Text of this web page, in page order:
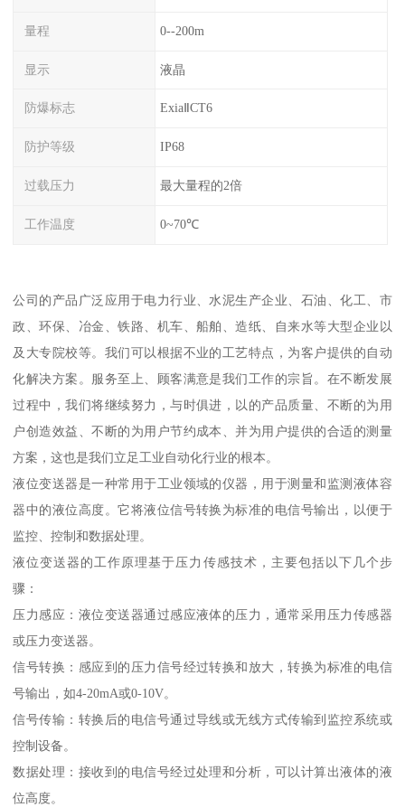
量程 0--200m
显示 液晶
防爆标志 ExiaⅡCT6
防护等级 IP68
过载压力 最大量程的2倍
工作温度 0~70℃
公司的产品广泛应用于电力行业、水泥生产企业、石油、化工、市
政、环保、冶金、铁路、机车、船舶、造纸、自来水等大型企业以
及大专院校等。我们可以根据不业的工艺特点，为客户提供的自动
化解决方案。服务至上、顾客满意是我们工作的宗旨。在不断发展
过程中，我们将继续努力，与时俱进，以的产品质量、不断的为用
户创造效益、不断的为用户节约成本、并为用户提供的合适的测量
方案，这也是我们立足工业自动化行业的根本。
液位变送器是一种常用于工业领域的仪器，用于测量和监测液体容
器中的液位高度。它将液位信号转换为标准的电信号输出，以便于
监控、控制和数据处理。
液位变送器的工作原理基于压力传感技术，主要包括以下几个步
骤：
压力感应：液位变送器通过感应液体的压力，通常采用压力传感器
或压力变送器。
信号转换：感应到的压力信号经过转换和放大，转换为标准的电信
号输出，如4-20mA或0-10V。
信号传输：转换后的电信号通过导线或无线方式传输到监控系统或
控制设备。
数据处理：接收到的电信号经过处理和分析，可以计算出液体的液
位高度。